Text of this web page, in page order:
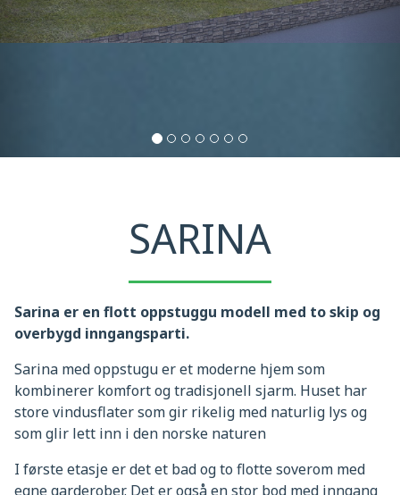
SARINA
Sarina er en flott oppstuggu modell med to skip og
overbygd inngangsparti.
Sarina med oppstugu er et moderne hjem som
kombinerer komfort og tradisjonell sjarm. Huset har
store vindusflater som gir rikelig med naturlig lys og
som glir lett inn i den norske naturen
I første etasje er det et bad og to flotte soverom med
egne garderober. Det er også en stor bod med inngang